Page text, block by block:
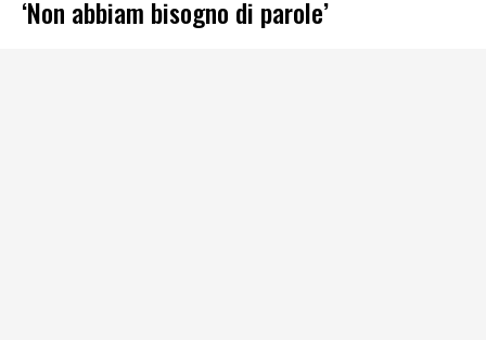
‘Non abbiam bisogno di parole’